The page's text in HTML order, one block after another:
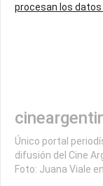
procesan los
Único portal
difusión del Cine
Foto: Juana Viale